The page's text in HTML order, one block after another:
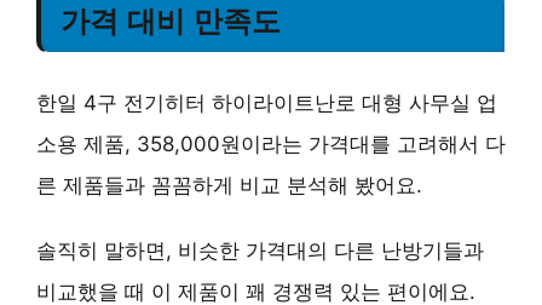
가격 대비 만족도
한일 4구 전기히터 하이라이트난로 대형 사무실 업
소용 제품, 358,000원이라는 가격대를 고려해서 다
른 제품들과 꼼꼼하게 비교 분석해 봤어요.
솔직히 말하면, 비슷한 가격대의 다른 난방기들과
비교했을 때 이 제품이 꽤 경쟁력 있는 편이에요.